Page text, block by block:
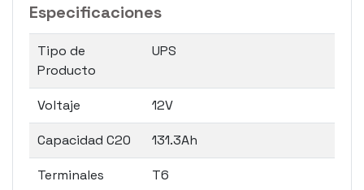
Especificaciones
Tipo de
Producto
UPS
Voltaje 12V
Capacidad C20 131.3Ah
Terminales T6